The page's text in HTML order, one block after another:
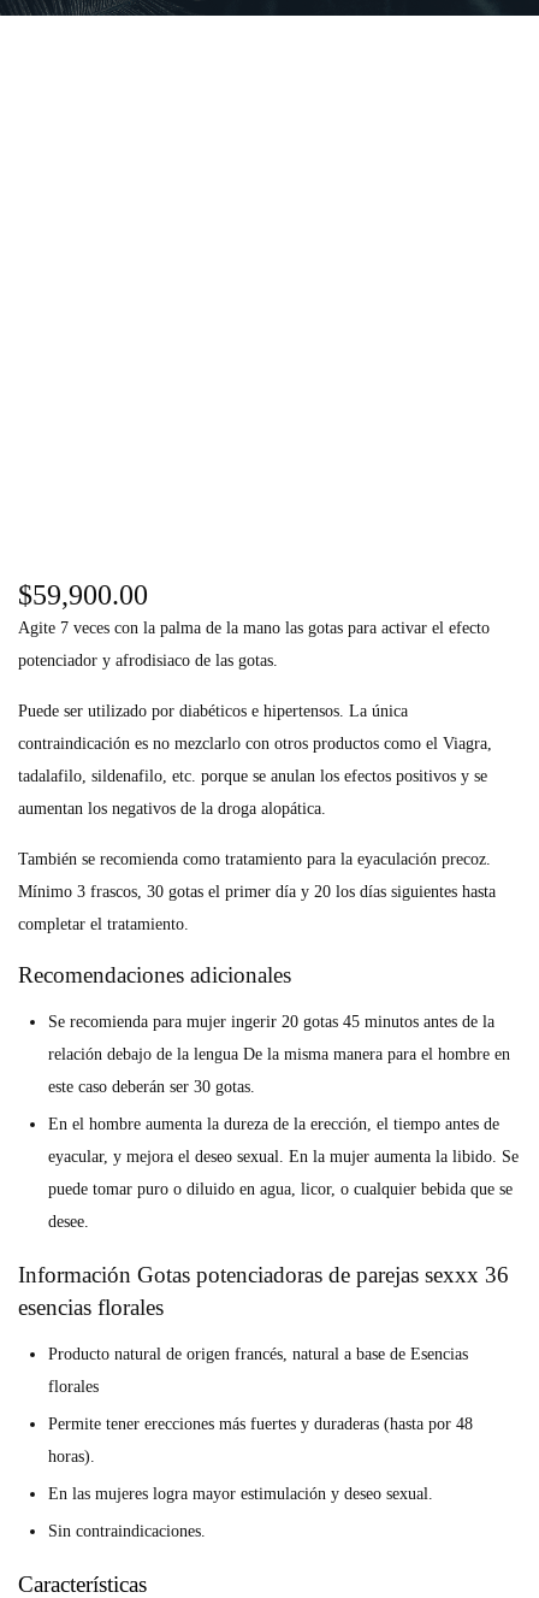
$59,900.00
Agite 7 veces con la palma de la mano las gotas para activar el efecto
potenciador y afrodisiaco de las gotas.
Puede ser utilizado por diabéticos e hipertensos. La única
contraindicación es no mezclarlo con otros productos como el Viagra,
tadalafilo, sildenafilo, etc. porque se anulan los efectos positivos y se
aumentan los negativos de la droga alopática.
También se recomienda como tratamiento para la eyaculación precoz.
Mínimo 3 frascos, 30 gotas el primer día y 20 los días siguientes hasta
completar el tratamiento.
Recomendaciones adicionales
Se recomienda para mujer ingerir 20 gotas 45 minutos antes de la
relación debajo de la lengua De la misma manera para el hombre en
este caso deberán ser 30 gotas.
En el hombre aumenta la dureza de la erección, el tiempo antes de
eyacular, y mejora el deseo sexual. En la mujer aumenta la libido. Se
puede tomar puro o diluido en agua, licor, o cualquier bebida que se
desee.
Información Gotas potenciadoras de parejas sexxx 36
esencias florales
Producto natural de origen francés, natural a base de Esencias
florales
Permite tener erecciones más fuertes y duraderas (hasta por 48
horas).
En las mujeres logra mayor estimulación y deseo sexual.
Sin contraindicaciones.
Características